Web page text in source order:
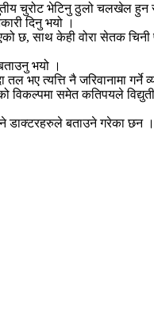
चुरोट भेटिनु ठुलो चलखेल
दिनु भयो ।
छ, साथ केही वोरा सेतक चिनी
भयो ।
भए त्यत्ति नै जरिवानामा गर्ने
विकल्पमा समेत कतिपयले
डाक्टरहरुले बताउने गरेका छन ।